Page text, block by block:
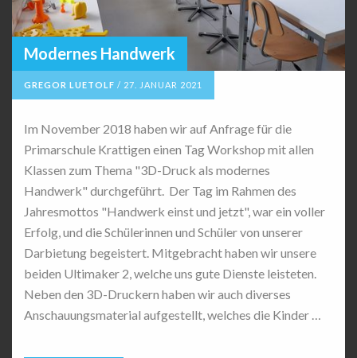
Modernes Handwerk
GREGOR LUETOLF / 27. JANUAR 2021
Im November 2018 haben wir auf Anfrage für die
Primarschule Krattigen einen Tag Workshop mit allen
Klassen zum Thema "3D-Druck als modernes
Handwerk" durchgeführt. Der Tag im Rahmen des
Jahresmottos "Handwerk einst und jetzt", war ein voller
Erfolg, und die Schülerinnen und Schüler von unserer
Darbietung begeistert. Mitgebracht haben wir unsere
beiden Ultimaker 2, welche uns gute Dienste leisteten.
Neben den 3D-Druckern haben wir auch diverses
Anschauungsmaterial aufgestellt, welches die Kinder …